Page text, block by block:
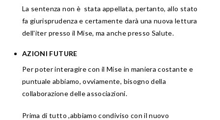
La sentenza non è stata appellata, pertanto, allo stato
fa giurisprudenza e certamente darà una nuova lettura
dell'iter presso il Mise, ma anche presso Salute.
AZIONI FUTURE
Per poter interagire con il Mise in maniera costante e
puntuale abbiamo, ovviamente, bisogno della
collaborazione delle associazioni.
Prima di tutto ,abbiamo condiviso con il nuovo